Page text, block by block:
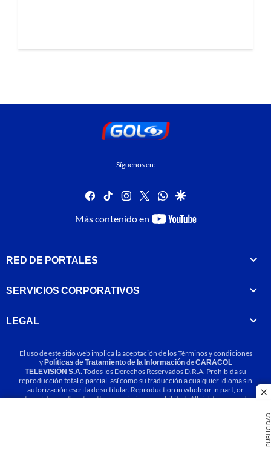
PUBLICIDAD
Síguenos en:
facebook
tiktok instagram
twitterwhatsapp
google
Más contenido en
youtube-
RED DE PORTALES
SERVICIOS CORPORATIVOS
LEGAL
El uso de este sitio web implica la aceptación de losTérminos y condiciones
yPolíticas de Tratamiento de la InformacióndeCARACOL
TELEVISIÓN S.A.Todos los Derechos Reservados D.R.A. Prohibida su
reproducción total o parcial, así como su traducción a cualquier idioma sin
autorización escrita de su titular. Reproduction in whole or in part, or
translation without written permission is prohibited. All rights reserved